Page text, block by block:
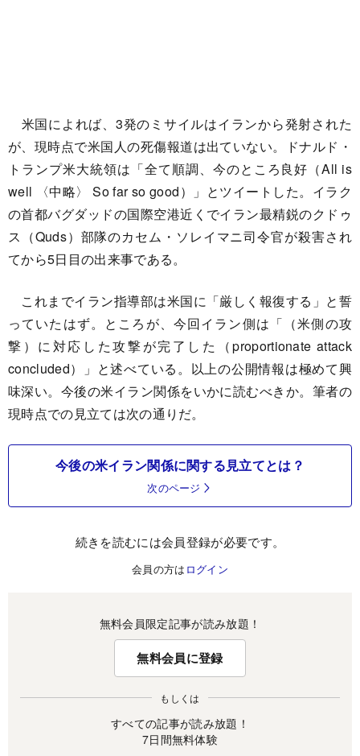
米国によれば、3発のミサイルはイランから発射された
が、現時点で米国人の死傷報道は出ていない。ドナルド・
トランプ米大統領は「全て順調、今のところ良好（All is
well 〈中略〉 So far so good）」とツイートした。イラク
の首都バグダッドの国際空港近くでイラン最精鋭のクドゥ
ス（Quds）部隊のカセム・ソレイマニ司令官が殺害され
てから5日目の出来事である。
これまでイラン指導部は米国に「厳しく報復する」と誓
っていたはず。ところが、今回イラン側は「（米側の攻
撃）に対応した攻撃が完了した（proportionate attack
concluded）」と述べている。以上の公開情報は極めて興
味深い。今後の米イラン関係をいかに読むべきか。筆者の
現時点での見立ては次の通りだ。
今後の米イラン関係に関する見立てとは？
次のページ
続きを読むには会員登録が必要です。
会員の方は ログイン
無料会員限定記事が読み放題！
無料会員に登録
もしくは
すべての記事が読み放題！
7日間無料体験